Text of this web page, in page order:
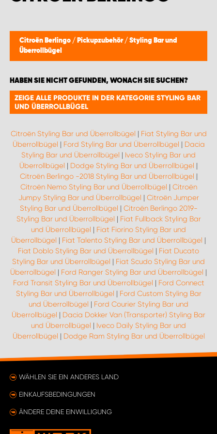
Citroën Berlingo / Pickupzubehör / Styling Bar und
Überrollbügel
HABEN SIE NICHT GEFUNDEN, WONACH SIE SUCHEN?
ZEIGE ALLE PRODUKTE IN DER KATEGORIE STYLING BAR
UND ÜBERROLLBÜGEL
Citroën Styling Bar und Überrollbügel | Fiat Styling Bar und
Überrollbügel | Ford Styling Bar und Überrollbügel | Dacia
Styling Bar und Überrollbügel | Iveco Styling Bar und
Überrollbügel | Dodge Styling Bar und Überrollbügel |
Citroën Berlingo -2018 Styling Bar und Überrollbügel |
Citroën Nemo Styling Bar und Überrollbügel | Citroën
Jumpy Styling Bar und Überrollbügel | Citroën Jumper
Styling Bar und Überrollbügel | Citroën Berlingo 2019-
Styling Bar und Überrollbügel | Fiat Fullback Styling Bar
und Überrollbügel | Fiat Fiorino Styling Bar und
Überrollbügel | Fiat Talento Styling Bar und Überrollbügel |
Fiat Doblo Styling Bar und Überrollbügel | Fiat Ducato
Styling Bar und Überrollbügel | Fiat Scudo Styling Bar und
Überrollbügel | Ford Ranger Styling Bar und Überrollbügel |
Ford Transit Styling Bar und Überrollbügel | Ford Connect
Styling Bar und Überrollbügel | Ford Custom Styling Bar
und Überrollbügel | Ford Courier Styling Bar und
Überrollbügel | Dacia Dokker Van (Transporter) Styling Bar
und Überrollbügel | Iveco Daily Styling Bar und
Überrollbügel | Dodge Ram Styling Bar und Überrollbügel
WÄHLEN SIE EIN ANDERES LAND
EINKAUFSBEDINGUNGEN
ÄNDERE DEINE EINWILLIGUNG
WORK SYSTEM BRÜSSEL
WORK SYSTEM LIMBURG-KEMPEN
WORK SYSTEM WORK SYSTEM BRÜGGE